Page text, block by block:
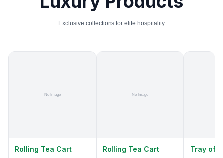
Exclusive collections for elite hospitality
Rolling Tea Cart Rolling Tea Cart Tray of